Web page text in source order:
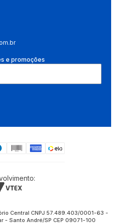
e promoções
Central CNPJ 57.489.403/0001-63 -
- Santo André/SP CEP 09071-100